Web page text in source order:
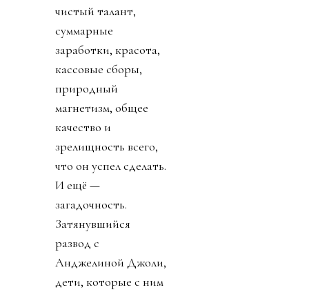
чистый талант,
суммарные
заработки, красота,
кассовые сборы,
природный
магнетизм, общее
качество и
зрелищность всего,
что он успел сделать.
И ещё —
загадочность.
Затянувшийся
развод с
Анджелиной Джоли,
дети, которые с ним